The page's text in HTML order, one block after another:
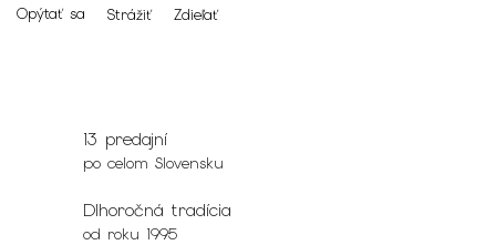
Opýtať sa Strážiť Zdieľať
13 predajní
po celom Slovensku
Dlhoročná tradícia
od roku 1995